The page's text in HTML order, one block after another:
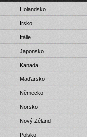
Holandsko
Irsko
Itálie
Japonsko
Kanada
Maďarsko
Německo
Norsko
Nový Zéland
Polsko